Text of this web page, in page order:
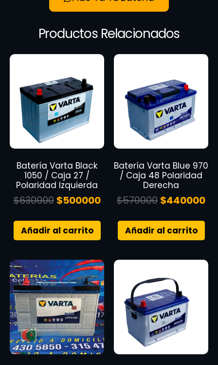
Productos Relacionados
Batería Varta Black
1050 / Caja 27 /
Polaridad Izquierda
$630000 $500000
Añadir al carrito
Batería Varta Blue 970
/ Caja 48 Polaridad
Derecha
$570000 $440000
Añadir al carrito